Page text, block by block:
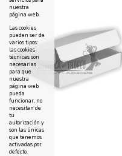
nuestra
página web.
Las cookies
pueden ser de
varios tipos:
las cookies
técnicas son
necesarias
para que
nuestra
página web
pueda
funcionar, no
necesitan de
tu
autorización y
son las únicas
que tenemos
activadas por
defecto.